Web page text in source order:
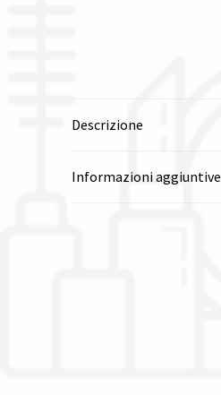
Descrizione
Informazioni aggiuntive